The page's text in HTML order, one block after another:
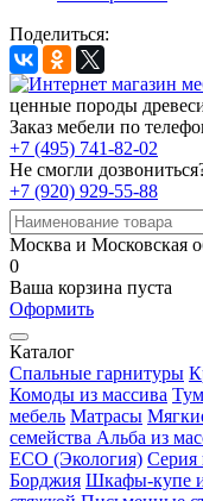
Поделиться:
ценные породы
Заказ мебели по
+7 (495) 741-82-02
Не смогли
+7 (920) 929-55-88
Москва и Московская
0
Ваша корзина пуста
Оформить
Каталог
Спальные гарнитуры
Комоды из массива
мебель Матрасы
семейства Альба из
ECO (Экология) Серия
Борджия Шкафы-купе